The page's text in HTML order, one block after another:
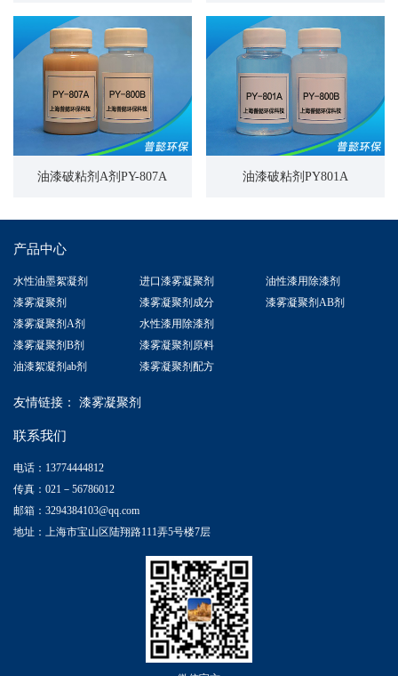
油漆破粘剂A剂PY-807A 油漆破粘剂PY801A
产品中心
水性油墨絮凝剂
漆雾凝聚剂
漆雾凝聚剂A剂
漆雾凝聚剂B剂
油漆絮凝剂ab剂
进口漆雾凝聚剂
漆雾凝聚剂成分
水性漆用除漆剂
漆雾凝聚剂原料
漆雾凝聚剂配方
油性漆用除漆剂
漆雾凝聚剂AB剂
友情链接： 漆雾凝聚剂
联系我们
电话：13774444812
传真：021－56786012
邮箱：3294384103@qq.com
地址：上海市宝山区陆翔路111弄5号楼7层